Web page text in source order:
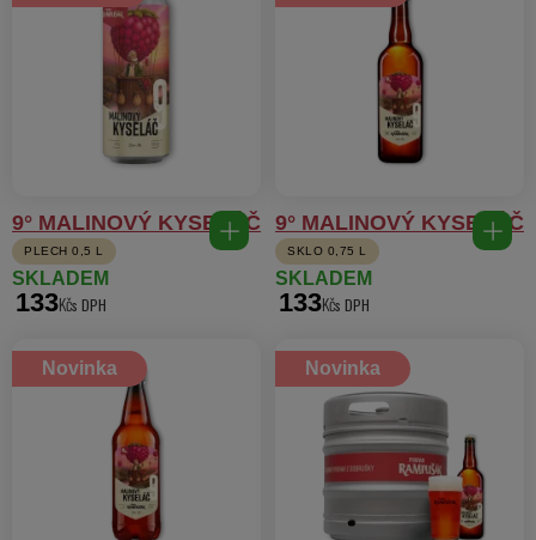
9° MALINOVÝ KYSELÁČ
PLECH 0,5 L
133Kč
SKLADEM
9° MALINOVÝ KYSELÁČ
SKLO 0,75 L
133Kč
SKLADEM
Novinka Novinka